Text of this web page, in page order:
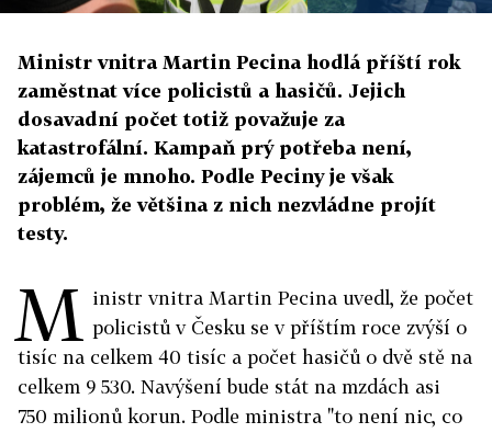
Ministr vnitra Martin Pecina hodlá příští rok
zaměstnat více policistů a hasičů. Jejich
dosavadní počet totiž považuje za
katastrofální. Kampaň prý potřeba není,
zájemců je mnoho. Podle Peciny je však
problém, že většina z nich nezvládne projít
testy.
M inistr vnitra Martin Pecina uvedl, že počet
policistů v Česku se v příštím roce zvýší o
tisíc na celkem 40 tisíc a počet hasičů o dvě stě na
celkem 9 530. Navýšení bude stát na mzdách asi
750 milionů korun. Podle ministra "to není nic, co